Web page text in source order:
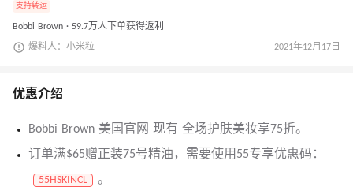
支持转运
Bobbi Brown · 59.7万人下单获得返利
爆料人：小米粒 2021年12月17日
优惠介绍
Bobbi Brown 美国官网 现有 全场护肤美妆享75折。
订单满$65赠正装75号精油，需要使用55专享优惠码：
55HSKINCL
。